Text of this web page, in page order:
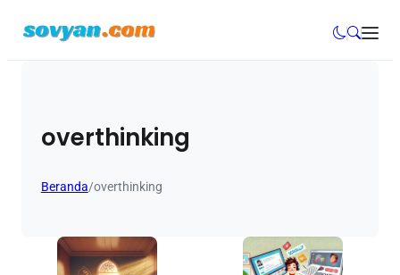
overthinking
Beranda/overthinking